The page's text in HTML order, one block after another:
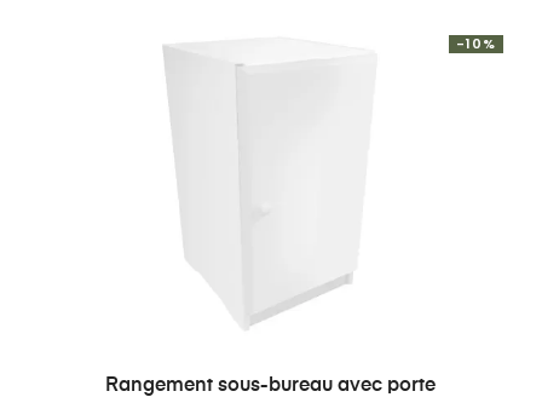
Rangement sous-bureau avec porte
-10%